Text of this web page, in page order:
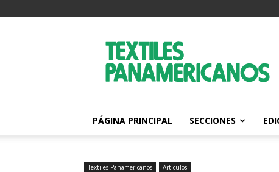
Textiles
Panamericanos
PÁGINA PRINCIPAL SECCIONES
Textiles Panamericanos Artículos